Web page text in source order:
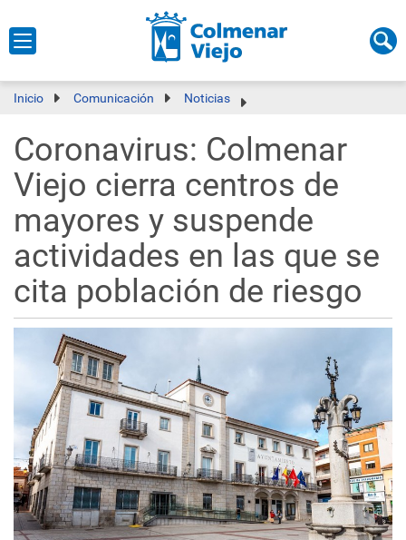
Inicio Comunicación Noticias
Coronavirus: Colmenar
Viejo cierra centros de
mayores y suspende
actividades en las que se
cita población de riesgo